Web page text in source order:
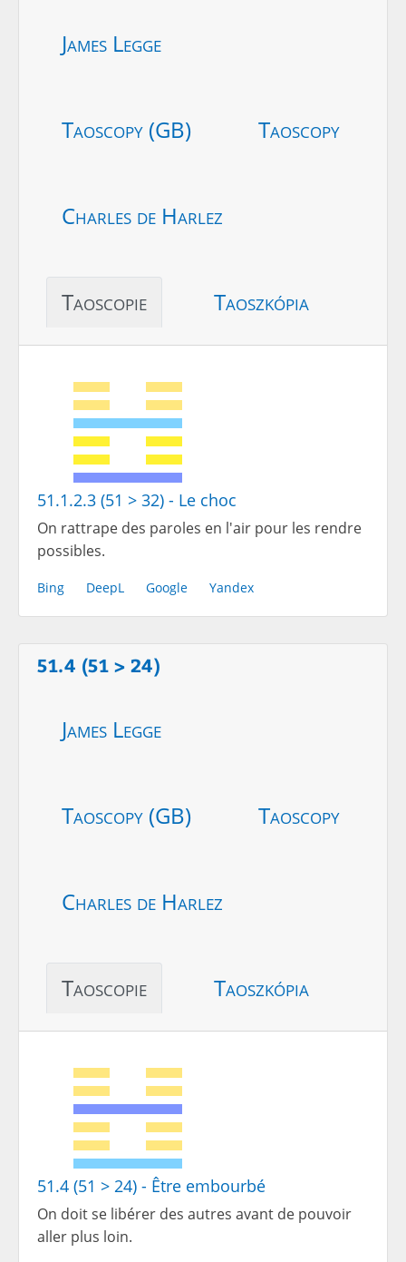
James Legge
Taoscopy (GB) Taoscopy
Charles de Harlez
Taoscopie Taoszkópia
51.1.2.3 (51 > 32) - Le choc
On rattrape des paroles en l'air pour les rendre
possibles.
Bing DeepL Google Yandex
51.4 (51 > 24)
James Legge
Taoscopy (GB) Taoscopy
Charles de Harlez
Taoscopie Taoszkópia
51.4 (51 > 24) - Être embourbé
On doit se libérer des autres avant de pouvoir
aller plus loin.